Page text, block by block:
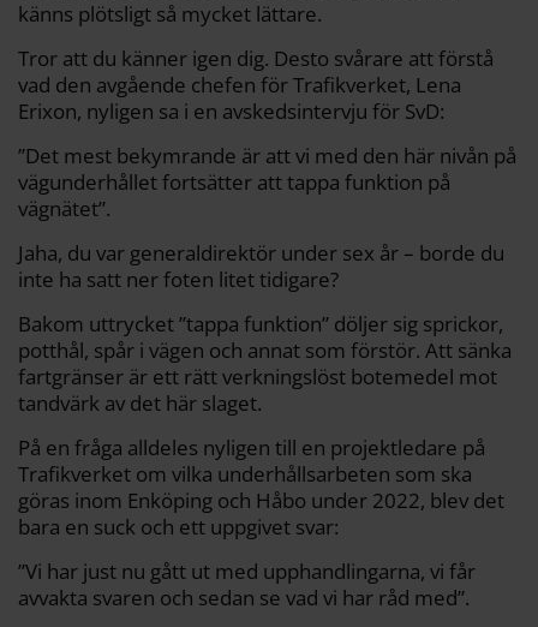
känns plötsligt så mycket lättare.
Tror att du känner igen dig. Desto svårare­ att förstå
vad den avgående chefen för Trafikverket, Lena
Erixon, nyligen sa i en avskedsintervju för SvD:
”Det mest bekymrande är att vi med den här nivån på
vägunderhållet fortsätter att tappa funktion på
vägnätet”.
Jaha, du var generaldirektör under sex år – borde du
inte ha satt ner foten litet tidigare?
Bakom uttrycket ”tappa funktion” döljer sig sprickor,
potthål, spår i vägen och annat som förstör. Att sänka
fartgränser är ett rätt verkningslöst botemedel mot
tandvärk av det här slaget.
På en fråga alldeles nyligen till en projektledare på
Trafikverket om vilka underhållsarbeten som ska
göras inom Enköping och Håbo under 2022, blev det
bara en suck och ett uppgivet svar:
”Vi har just nu gått ut med upphandlingarna, vi får
avvakta svaren och sedan se vad vi har råd med”.